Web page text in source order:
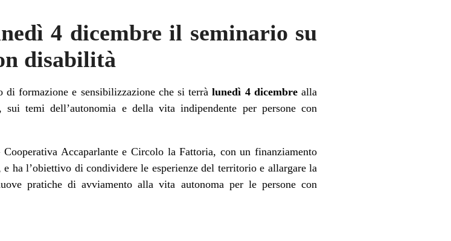
4 dicembre il seminario su
disabilità
formazione e sensibilizzazione che si terràlunedì 4 dicembrealla
temi dell’autonomia e della vita indipendente per persone con
Accaparlante e Circolo la Fattoria, con un finanziamento
ha l’obiettivo di condividere le esperienze del territorio e allargare la
pratiche di avviamento alla vita autonoma per le persone con